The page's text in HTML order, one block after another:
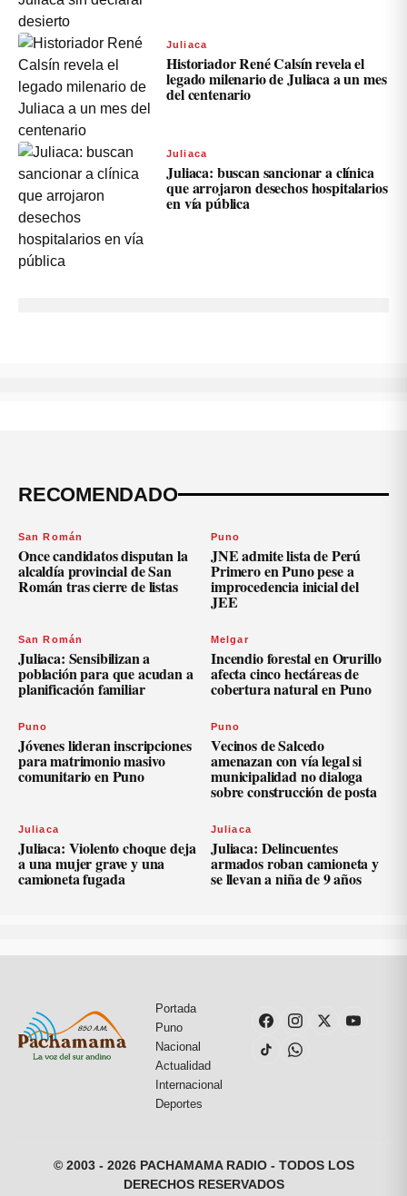
Juliaca
Historiador René Calsín revela el
legado milenario de Juliaca a un mes
del centenario
Juliaca
Juliaca: buscan sancionar a clínica
que arrojaron desechos hospitalarios
en vía pública
RECOMENDADO
San Román
Once candidatos disputan la
alcaldía provincial de San
Román tras cierre de listas
Puno
JNE admite lista de Perú
Primero en Puno pese a
improcedencia inicial del
JEE
San Román
Juliaca: Sensibilizan a
población para que acudan a
planificación familiar
Melgar
Incendio forestal en Orurillo
afecta cinco hectáreas de
cobertura natural en Puno
Puno
Jóvenes lideran inscripciones
para matrimonio masivo
comunitario en Puno
Puno
Vecinos de Salcedo
amenazan con vía legal si
municipalidad no dialoga
sobre construcción de posta
Juliaca
Juliaca: Violento choque deja
a una mujer grave y una
camioneta fugada
Juliaca
Juliaca: Delincuentes
armados roban camioneta y
se llevan a niña de 9 años
Portada
Puno
Nacional
Actualidad
Internacional
Deportes
© 2003 - 2026 PACHAMAMA RADIO - TODOS LOS
DERECHOS RESERVADOS